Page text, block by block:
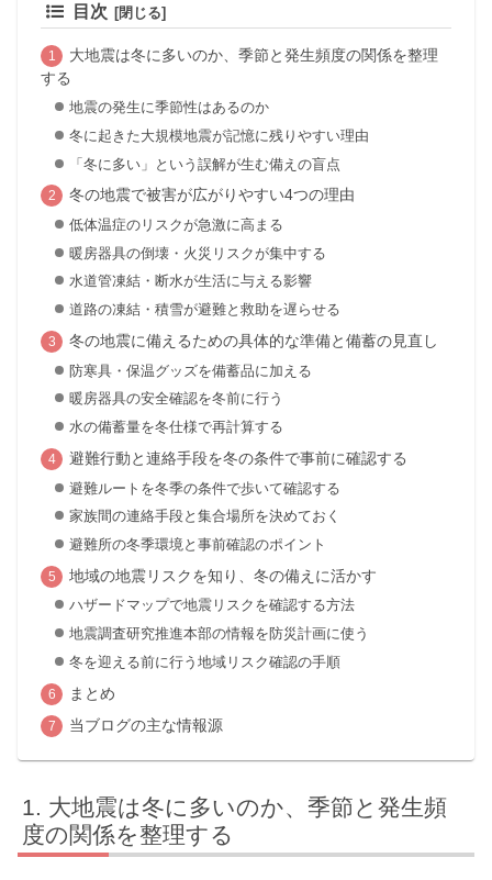
目次
大地震は冬に多いのか、季節と発生頻度の関係を整理
する
地震の発生に季節性はあるのか
冬に起きた大規模地震が記憶に残りやすい理由
「冬に多い」という誤解が生む備えの盲点
冬の地震で被害が広がりやすい4つの理由
低体温症のリスクが急激に高まる
暖房器具の倒壊・火災リスクが集中する
水道管凍結・断水が生活に与える影響
道路の凍結・積雪が避難と救助を遅らせる
冬の地震に備えるための具体的な準備と備蓄の見直し
防寒具・保温グッズを備蓄品に加える
暖房器具の安全確認を冬前に行う
水の備蓄量を冬仕様で再計算する
避難行動と連絡手段を冬の条件で事前に確認する
避難ルートを冬季の条件で歩いて確認する
家族間の連絡手段と集合場所を決めておく
避難所の冬季環境と事前確認のポイント
地域の地震リスクを知り、冬の備えに活かす
ハザードマップで地震リスクを確認する方法
地震調査研究推進本部の情報を防災計画に使う
冬を迎える前に行う地域リスク確認の手順
まとめ
当ブログの主な情報源
大地震は冬に多いのか、季節と発生頻
度の関係を整理する